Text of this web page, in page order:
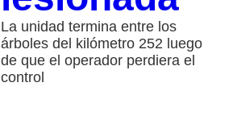
La unidad termina entre los
árboles del kilómetro 252 luego
de que el operador perdiera el
control